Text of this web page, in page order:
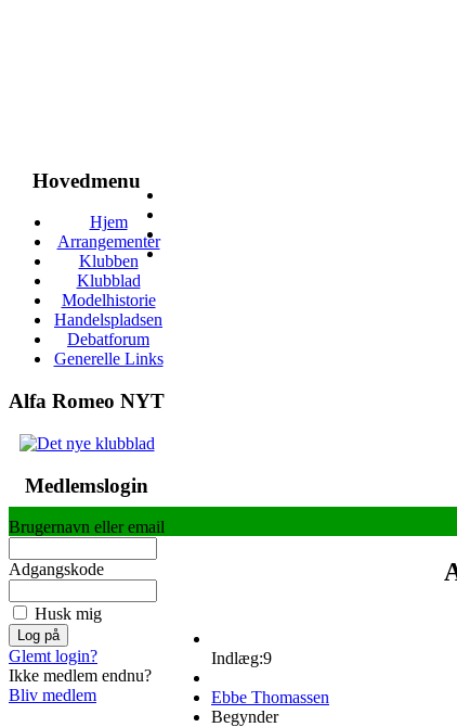
Hovedmenu
Hjem
Arrangementer
Klubben
Klubblad
Modelhistorie
Handelspladsen
Debatforum
Generelle Links
Alfa Romeo NYT
Medlemslogin
Brugernavn eller email
Adgangskode
Husk mig
Glemt login?
Ikke medlem endnu?
Bliv medlem
Indlæg:9
Ebbe Thomassen
Begynder